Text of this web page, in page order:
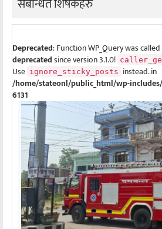
Deprecated: Function WP_Query was
deprecatedsince version 3.1.0!
Use ignore_sticky_posts instead. in
/home/stateonl/public_html/wp-
6131